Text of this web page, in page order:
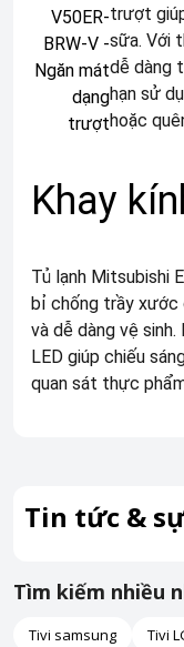
trượt
sữa. Với
dễ dàng
hạn sử
hoặc
Khay
Tủ lạnh Mitsubishi
bỉ chống trầy xước
và dễ dàng vệ sinh.
LED giúp chiếu
quan sát thực
Tin tức &
Tìm kiếm nhiều
Tivi samsung Tivi